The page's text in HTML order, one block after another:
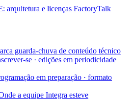
arquitetura e licenças FactoryTalk
guarda-chuva de conteúdo técnico
se · edições em periodicidade
em preparação · formato
a equipe Integra esteve